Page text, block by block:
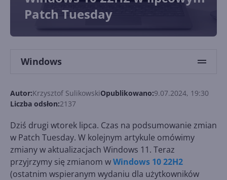
Patch Tuesday
Windows
Autor:Krzysztof SulikowskiOpublikowano:9.07.2024, 19:30
Liczba odsłon:2137
Dziś drugi wtorek lipca. Czas na podsumowanie zmian
w Patch Tuesday. W kolejnym artykule omówimy
zmiany w aktualizacjach Windows 11. Teraz
przyjrzymy się zmianom wWindows 10 22H2
(ostatnim wspieranym wydaniu dla użytkowników